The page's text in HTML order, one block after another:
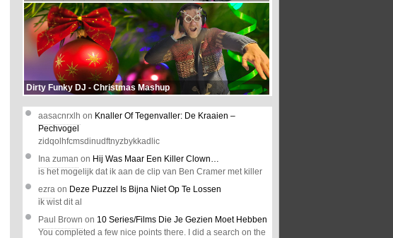
Dirty Funky DJ - Christmas Mashup
aasacnrxlh on Knaller Of Tegenvaller: De Kraaien –
Pechvogel
zidqolhfcmsdinudftnyzbykkadlic
Ina zuman on Hij Was Maar Een Killer Clown…
is het mogelijk dat ik aan de clip van Ben Cramer met killer
ezra on Deze Puzzel Is Bijna Niet Op Te Lossen
ik wist dit al
Paul Brown on 10 Series/Films Die Je Gezien Moet Hebben
You completed a few nice points there. I did a search on the